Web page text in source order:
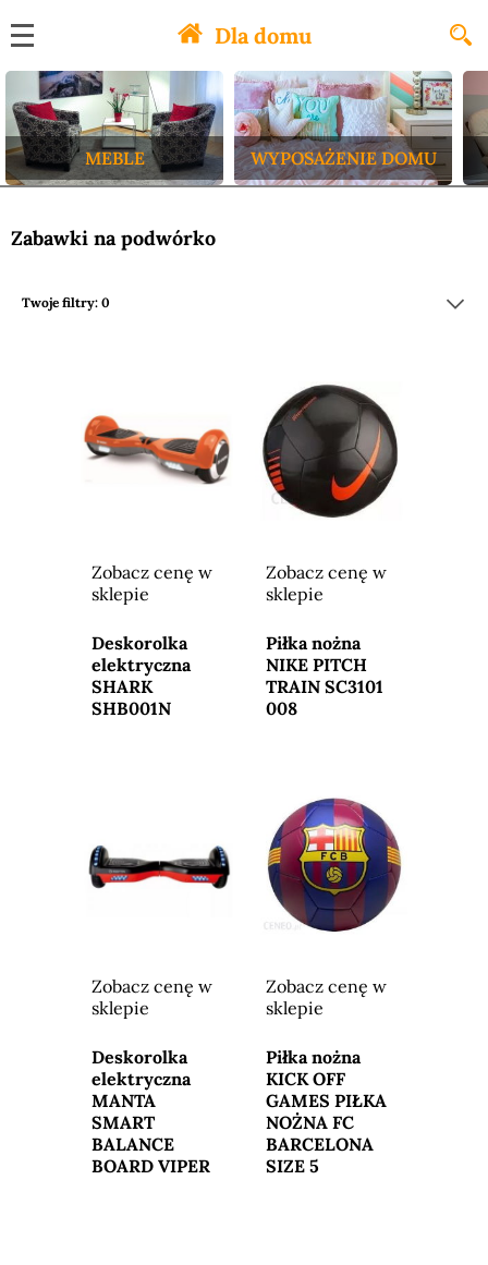
Dla domu
MEBLE WYPOSAŻENIE DOMU
Zabawki na podwórko
Twoje filtry: 0
Zobacz cenę w
sklepie
sklepu
Deskorolka
elektryczna
SHARK
SHB001N
Zobacz cenę w
sklepie
sklepu
Piłka nożna
NIKE PITCH
TRAIN SC3101
008
Zobacz cenę w
sklepie
sklepu
Deskorolka
elektryczna
MANTA
SMART
BALANCE
BOARD VIPER
Zobacz cenę w
sklepie
sklepu
Piłka nożna
KICK OFF
GAMES PIŁKA
NOŻNA FC
BARCELONA
SIZE 5